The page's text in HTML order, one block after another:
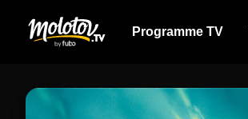
Programme TV